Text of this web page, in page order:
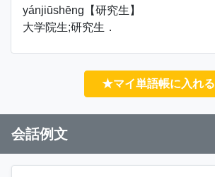
yánjiūshēng【研究生】
大学院生;研究生．
★マイ単語帳に入れる
会話例文